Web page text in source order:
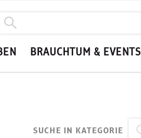
BRAUCHTUM & EVENTS
SUCHE IN KATEGORIE